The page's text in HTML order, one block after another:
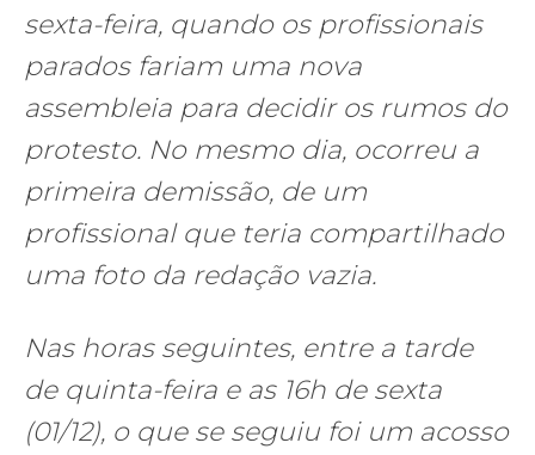
sexta-feira, quando os profissionais
parados fariam uma nova
assembleia para decidir os rumos do
protesto. No mesmo dia, ocorreu a
primeira demissão, de um
profissional que teria compartilhado
uma foto da redação vazia.
Nas horas seguintes, entre a tarde
de quinta-feira e as 16h de sexta
(01/12), o que se seguiu foi um acosso